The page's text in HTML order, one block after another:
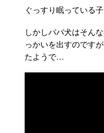
ぐっすり眠っている子
しかしパパ犬はそん
っかいを出すのです
たようで…